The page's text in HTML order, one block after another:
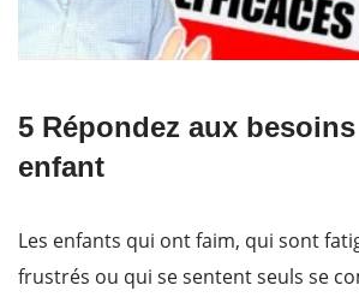
5 Répondez aux
enfant
Les enfants qui ont faim, qui sont
frustrés ou qui se sentent seuls se